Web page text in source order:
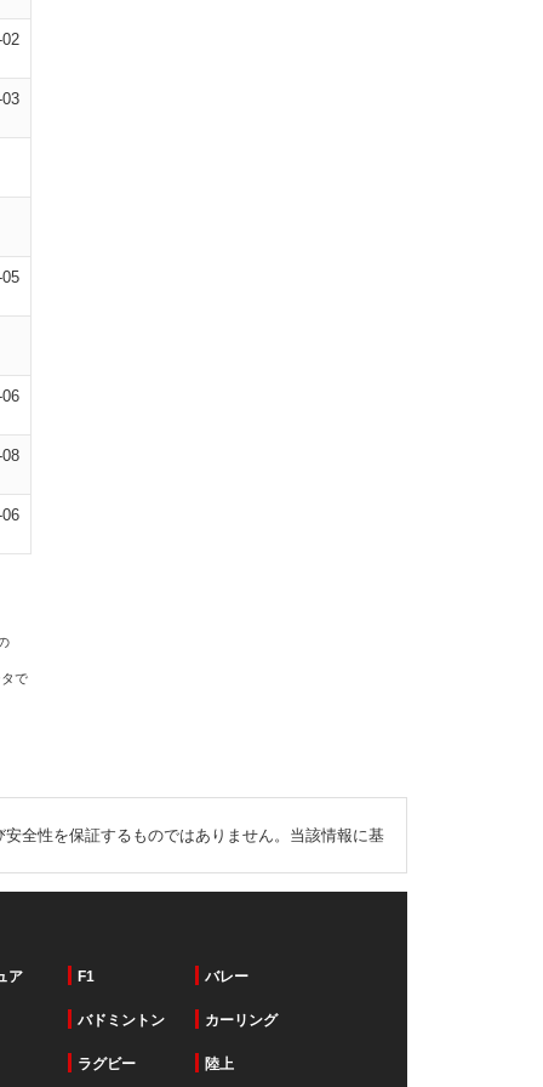
で
全性を保証するものではありません。当該情報に基
ア F1 バレー
バドミントン カーリング
ラグビー 陸上